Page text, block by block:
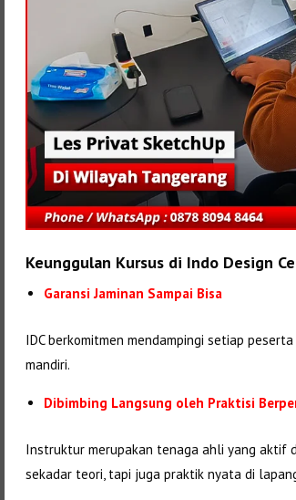
Keunggulan Kursus di Indo Design
Garansi Jaminan Sampai Bisa
IDC berkomitmen mendampingi setiap
mandiri.
Dibimbing Langsung oleh Praktisi
Instruktur merupakan tenaga ahli yang aktif
sekadar teori, tapi juga praktik nyata di